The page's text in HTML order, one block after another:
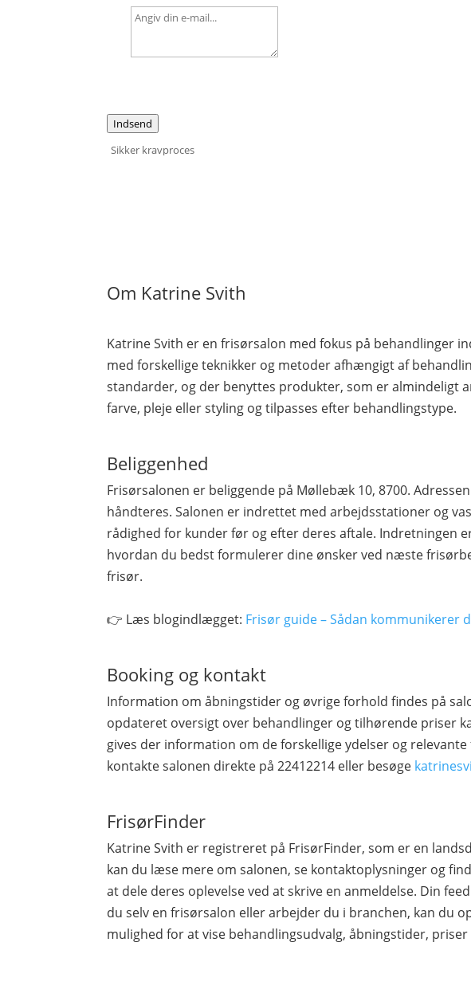
Indsend
Sikker kravproces
Om Katrine Svith
Katrine Svith er en frisørsalon med fokus på behandlinger
med forskellige teknikker og metoder afhængigt af
standarder, og der benyttes produkter, som er almindeligt
farve, pleje eller styling og tilpasses efter behandlingstype.
Beliggenhed
Frisørsalonen er beliggende på Møllebæk 10, 8700.
håndteres. Salonen er indrettet med arbejdsstationer og
rådighed for kunder før og efter deres aftale. Indretningen
hvordan du bedst formulerer dine ønsker ved næste
frisør.
👉 Læs blogindlægget: Frisør guide – Sådan kommunikerer
Booking og kontakt
Information om åbningstider og øvrige forhold findes på
opdateret oversigt over behandlinger og tilhørende priser
gives der information om de forskellige ydelser og
kontakte salonen direkte på 22412214 eller besøge
FrisørFinder
Katrine Svith er registreret på FrisørFinder, som er en
kan du læse mere om salonen, se kontaktoplysninger og
at dele deres oplevelse ved at skrive en anmeldelse. Din
du selv en frisørsalon eller arbejder du i branchen, kan du
mulighed for at vise behandlingsudvalg, åbningstider,